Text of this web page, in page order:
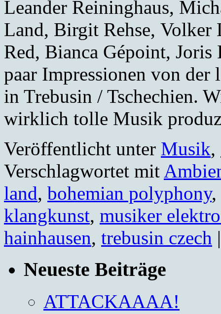
Leander Reininghaus,
Land, Birgit Rehse,
Red, Bianca Gépoint,
paar Impressionen von
in Trebusin / Tschechien.
wirklich tolle Musik
Veröffentlicht unter Musik,
Verschlagwortet mit
land, bohemian polyphony,
klangkunst, musiker
hainhausen, trebusin czech |
Neueste Beiträge
ATTACKAAAA!